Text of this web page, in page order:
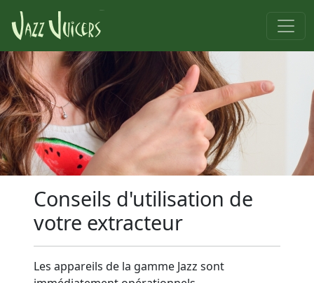
Conseils d'utilisation de
votre extracteur
Les appareils de la gamme Jazz sont